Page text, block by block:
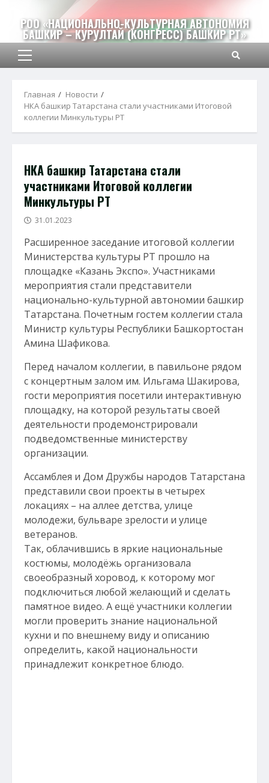
содержимому
РОО «НАЦИОНАЛЬНО-КУЛЬТУРНАЯ АВТОНОМИЯ
БАШКИР – КУРУЛТАЙ (КОНГРЕСС) БАШКИР РТ»
Основное
Главная
Новости
НКА башкир Татарстана стали участниками Итоговой
коллегии Минкультуры РТ
НКА башкир Татарстана стали
участниками Итоговой коллегии
Минкультуры РТ
31.01.2023
Расширенное заседание итоговой коллегии
Министерства культуры РТ прошло на
площадке «Казань Экспо». Участниками
мероприятия стали представители
национально-культурной автономии башкир
Татарстана. Почетным гостем коллегии стала
Министр культуры Республики Башкортостан
Амина Шафикова.
Перед началом коллегии, в павильоне рядом
с концертным залом им. Ильгама Шакирова,
гости мероприятия посетили интерактивную
площадку, на которой результаты своей
деятельности продемонстрировали
подведомственные министерству
организации.
Ассамблея и Дом Дружбы народов Татарстана
представили свои проекты в четырех
локациях – на аллее детства, улице
молодежи, бульваре зрелости и улице
ветеранов.
Так, облачившись в яркие национальные
костюмы, молодёжь организовала
своеобразный хоровод, к которому мог
подключиться любой желающий и сделать
памятное видео. А ещё участники коллегии
могли проверить знание национальной
кухни и по внешнему виду и описанию
определить, какой национальности
принадлежит конкретное блюдо.